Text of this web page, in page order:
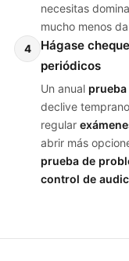
necesitas
mucho menos
4
Hágase
periódicos
Un anual
declive
regular
abrir más
prueba de
control de